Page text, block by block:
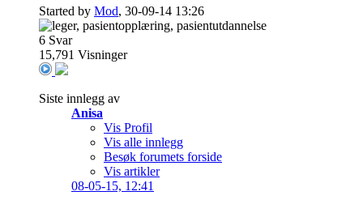
Started by Mod, 30-09-14 13:26
6 Svar
15,791 Visninger
Siste innlegg av
Anisa
Vis Profil
Vis alle innlegg
Besøk forumets forside
Vis artikler
08-05-15, 12:41